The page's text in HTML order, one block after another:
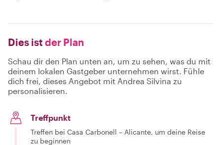
Dies ist der Plan
Schau dir den Plan unten an, um zu sehen, was du mit
deinem lokalen Gastgeber unternehmen wirst. Fühle
dich frei, dieses Angebot mit Andrea Silvina zu
personalisieren.
Treffpunkt
Treffen bei Casa Carbonell – Alicante, um deine Reise
zu beginnen